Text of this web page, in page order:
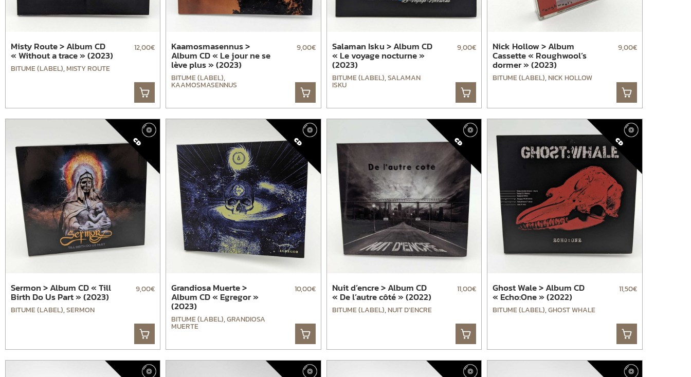
Misty Route > Album CD
« Without a trace » (2023)
12,00€
BITUME (LABEL),MISTY ROUTE
Kaamosmasennus >
Album CD « Le jour ne se
lève plus » (2023)
9,00€
BITUME (LABEL),
KAAMOSMASENNUS
Salaman Isku > Album CD
« Le voyage nocturne »
(2023)
9,00€
BITUME (LABEL),SALAMAN
ISKU
Nick Hollow > Album
Cassette « Roughwool’s
dormer » (2023)
9,00€
BITUME (LABEL),NICK HOLLOW
Sermon > Album CD « Till
Birth Do Us Part » (2023)
9,00€
BITUME (LABEL),SERMON
Grandiosa Muerte >
Album CD « Egregor »
(2023)
10,00€
BITUME (LABEL),GRANDIOSA
MUERTE
Nuit d’encre > Album CD
« De l’autre côté » (2022)
11,00€
BITUME (LABEL),NUIT D'ENCRE
Ghost Wale > Album CD
« Echo:One » (2022)
11,50€
BITUME (LABEL),GHOST WHALE